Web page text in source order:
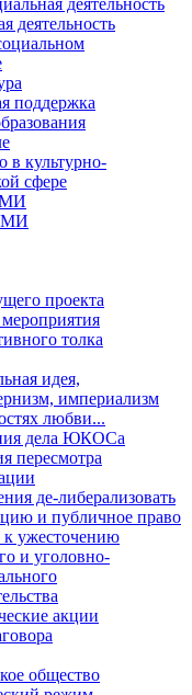
деятельность
деятельность
поддержка
в культурно-
сфере
проекта
толка
идея,
империализм
любви...
дела ЮКОСа
пересмотра
де-либерализовать
и публичное право
ужесточению
и уголовно-
акции
общество